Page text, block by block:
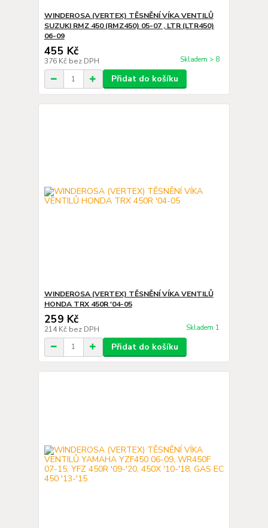
WINDEROSA (VERTEX) TĚSNĚNÍ VÍKA VENTILŮ
SUZUKI RMZ 450 (RMZ450) 05-07 , LTR (LTR450)
06-09
455 Kč
376 Kč bez DPH Skladem > 8
Přidat do košíku
WINDEROSA (VERTEX) TĚSNĚNÍ VÍKA VENTILŮ
HONDA TRX 450R '04-05
259 Kč
214 Kč bez DPH Skladem 1
Přidat do košíku